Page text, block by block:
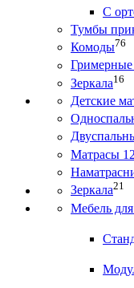
С
Тумбы
Комоды76
Зеркала16
Детские
Матрасы
Зеркала21
Мебель